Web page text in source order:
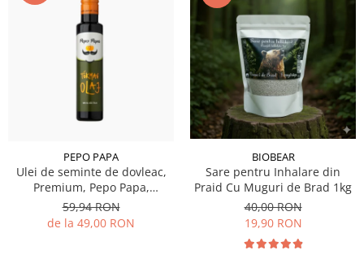
PEPO PAPA
Ulei de seminte de dovleac,
Premium, Pepo Papa,
250/500/1000 ml
59,94 RON
de la 49,00 RON
BIOBEAR
Sare pentru Inhalare din
Praid Cu Muguri de Brad 1kg
40,00 RON
19,90 RON